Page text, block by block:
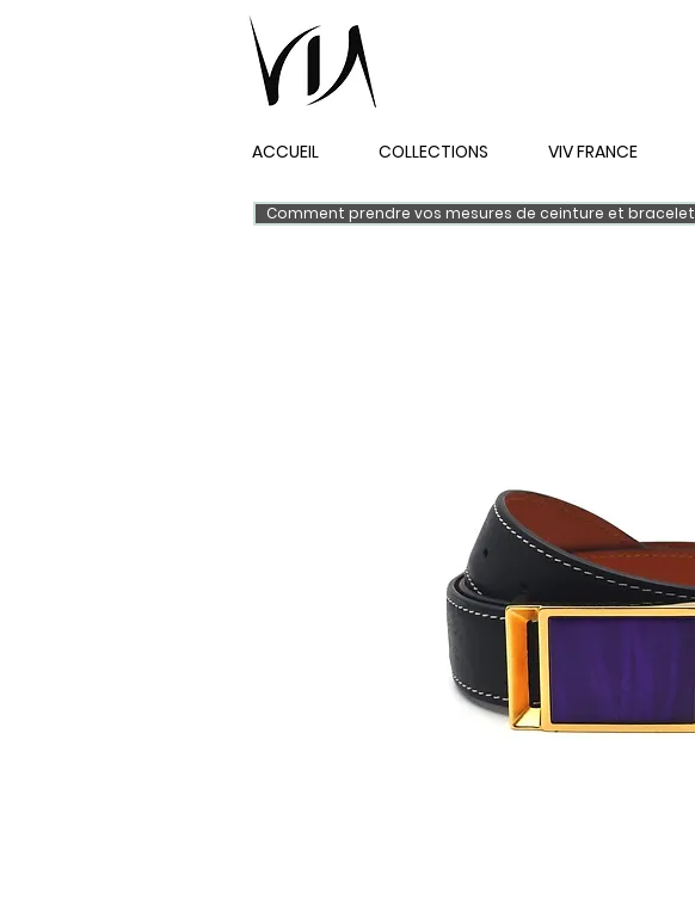
ACCUEIL COLLECTIONS VIV FRANCE
Comment prendre vos mesures de ceinture et bracelet